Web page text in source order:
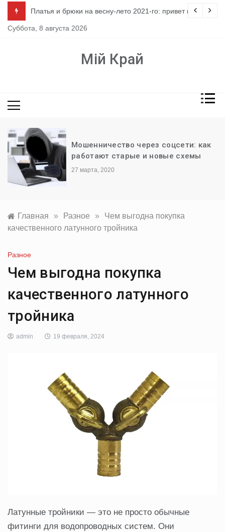
содержимому
Платья и брюки на весну-лето 2021-го: привет из 80-х
Суббота, 8 августа 2026
Мій Край
Мошенничество через соцсети: как
работают старые и новые схемы
27 марта, 2020
Главная » Разное »
Чем выгодна покупка
качественного латунного тройника
Разное
Чем выгодна покупка
качественного латунного
тройника
admin 19 февраля, 2024
Латунные тройники — это не просто обычные
фитинги для водопроводных систем. Они